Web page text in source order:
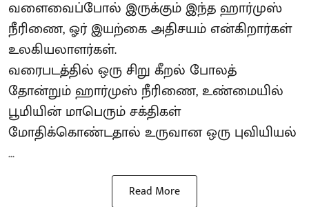
வளைவைப்போல் இருக்கும் இந்த ஹார்முஸ்
நீரிணை, ஓர் இயற்கை அதிசயம் என்கிறார்கள்
உலகியலாளர்கள்.
வரைபடத்தில் ஒரு சிறு கீறல் போலத்
தோன்றும் ஹார்முஸ் நீரிணை, உண்மையில்
பூமியின் மாபெரும் சக்திகள்
மோதிக்கொண்டதால் உருவான ஒரு புவியியல்
...
Read More